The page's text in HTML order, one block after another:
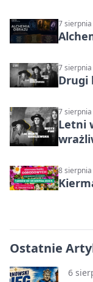
7
7
Drugi
7
Letni
8
Ostatnie
6